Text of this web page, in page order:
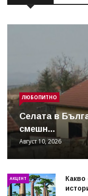
ЛЮБОПИТНО
Cелата в
смешн...
Август 10, 2026
АКЦЕНТ
Какво